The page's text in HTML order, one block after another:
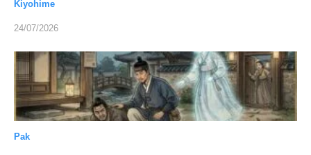
Kiyohime
24/07/2026
Pak